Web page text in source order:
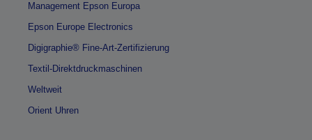
Management Epson Europa
Epson Europe Electronics
Digigraphie® Fine-Art-Zertifizierung
Textil-Direktdruckmaschinen
Weltweit
Orient Uhren